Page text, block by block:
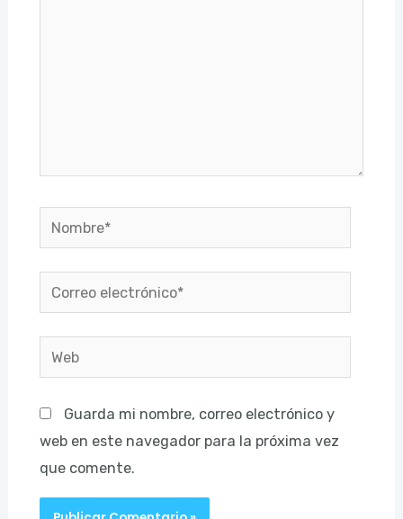
Nombre*
Correo
electrónico*
Web
Guarda mi nombre, correo electrónico y
web en este navegador para la próxima vez
que comente.